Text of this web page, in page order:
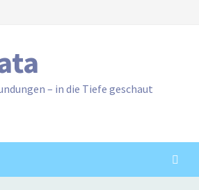
– in die Tiefe geschaut